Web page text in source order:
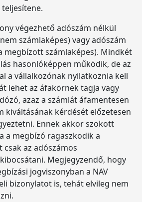
végezhető adószám nélkül
számlaképes) vagy adószám
megbízott számlaképes). Mindkét
hasonlóképpen működik, de az
a vállalkozónak nyilatkoznia kell
lehet az áfakörnek tagja vagy
azaz a számlát áfamentesen
kiváltásának kérdését előzetesen
Ennek akkor szokott
a megbízó ragaszkodik a
az adószámos
Megjegyzendő, hogy
jogviszonyban a NAV
bizonylatot is, tehát elvileg nem